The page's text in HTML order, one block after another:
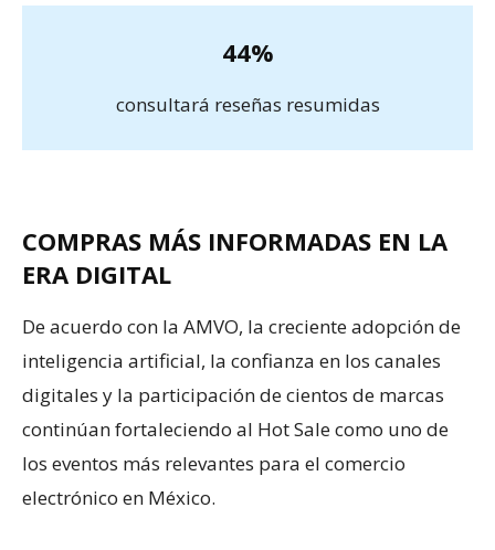
44%
consultará reseñas resumidas
COMPRAS MÁS INFORMADAS EN LA
ERA DIGITAL
De acuerdo con la AMVO, la creciente adopción de
inteligencia artificial, la confianza en los canales
digitales y la participación de cientos de marcas
continúan fortaleciendo al Hot Sale como uno de
los eventos más relevantes para el comercio
electrónico en México.